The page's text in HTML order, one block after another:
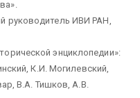
руководитель ИВИ РАН,
энциклопедии»:
К.И. Могилевский,
В.А. Тишков, А.В.